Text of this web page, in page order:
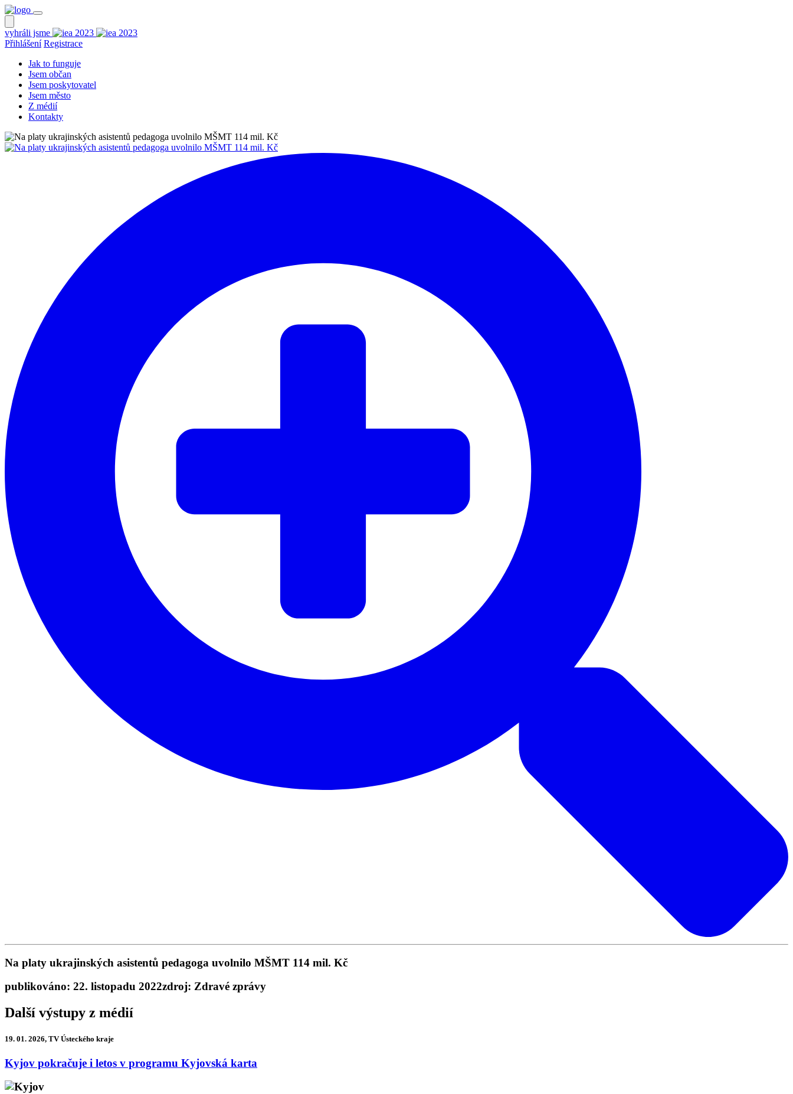
vyhráli jsme
Přihlášení Registrace
Jak to funguje
Jsem občan
Jsem poskytovatel
Jsem město
Z médií
Kontakty
Na platy ukrajinských asistentů pedagoga uvolnilo MŠMT 114 mil. Kč
publikováno: 22. listopadu 2022zdroj: Zdravé zprávy
Další výstupy z médií
19. 01. 2026, TV Ústeckého kraje
Kyjov pokračuje i letos v programu Kyjovská karta